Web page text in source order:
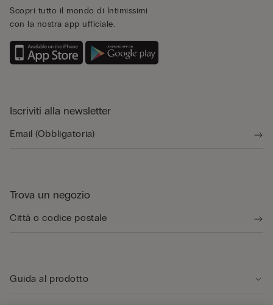
Scopri tutto il mondo di Intimissimi
con la nostra app ufficiale.
Iscriviti alla newsletter
Trova un negozio
Guida al prodotto